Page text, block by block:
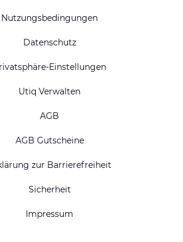
Nutzungsbedingungen
Datenschutz
Einstellungen
Utiq Verwalten
AGB
AGB Gutscheine
zur Barrierefreiheit
Sicherheit
Impressum